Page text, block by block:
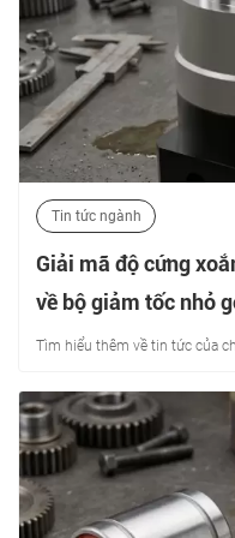
Tin tức ngành
Giải mã độ cứng
về bộ giảm tốc nhỏ
Tìm hiểu thêm về tin tức của